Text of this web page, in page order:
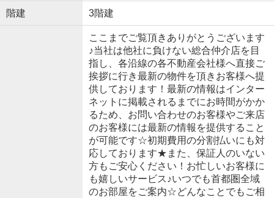
階建 3階建
ここまでご覧頂きありがとうございます
♪当社は他社に負けない総合仲介店を目
指し、各沿線の各不動産会社様へ直接ご
挨拶に行き最新の物件を頂きお客様へ提
供しております！最新の情報はインター
ネットに掲載されるまでにお時間がかか
るため、お問い合わせのお客様やご来店
のお客様には最新の情報を提供すること
が可能です☆初期費用の分割払いにも対
応しております★また、保証人のいない
方もご安心ください！お忙しいお客様に
も嬉しいサービス♪いつでも首都圏全域
のお部屋をご案内☆どんなことでもご相